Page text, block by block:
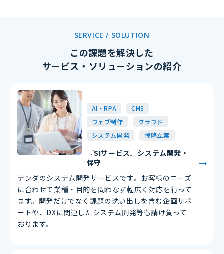
SERVICE / SOLUTION
この課題を解決した
サービス・ソリューションの紹介
AI・RPA
CMS
ウェブ制作
クラウド
システム開発
戦略立案
『SIサービス』システム開発・
保守
テンダのシステム開発サービスです。お客様のニーズ
に合わせて業種・目的を問わなず幅広く対応を行って
ます。開発だけでなく課題の洗い出しを含む企画サポ
ートや、DXに関連したシステム開発等も請け負って
おります。